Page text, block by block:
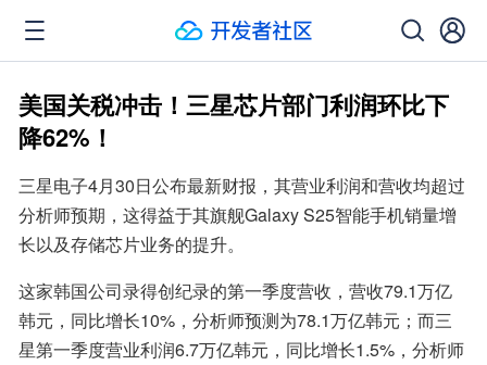
美国关税冲击！三星芯片部门利润环比下
降62%！
三星电子4月30日公布最新财报，其营业利润和营收均超过
分析师预期，这得益于其旗舰Galaxy S25智能手机销量增
长以及存储芯片业务的提升。
这家韩国公司录得创纪录的第一季度营收，营收79.1万亿
韩元，同比增长10%，分析师预测为78.1万亿韩元；而三
星第一季度营业利润6.7万亿韩元，同比增长1.5%，分析师